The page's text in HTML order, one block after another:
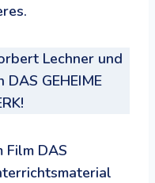
Lechner und
GEHEIME
Film DAS